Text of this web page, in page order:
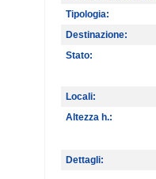
Tipologia:
Destinazione:
Stato:
Locali:
Altezza h.:
Dettagli: